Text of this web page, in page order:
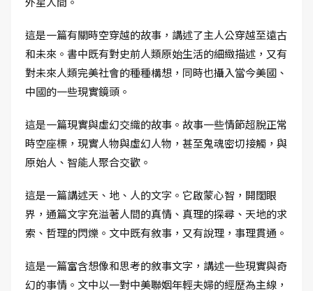
這是一篇有關時空穿越的故事，講述了主人公穿越至遠古
和未來。書中既有對史前人類原始生活的細緻描述，又有
對未來人類完美社會的種種構想，同時也攝入當今美國、
中國的一些現實鏡頭。
這是一篇現實與虛幻交織的故事。故事一些情節超脫正常
時空座標，現實人物與虛幻人物，甚至鬼魂密切接觸，與
原始人、智能人聚合交歡。
這是一篇講述天、地、人的文字。它啟蒙心智，開闊眼
界，通篇文字充溢著人間的真情、真理的探尋、天地的求
索、哲理的閃爍。文中既有敘事，又有說理，事理貫通。
這是一篇富含想像和思考的敘事文字，講述一些現實與奇
幻的事情。文中以一對中美聯姻年輕夫婦的經歷為主線，